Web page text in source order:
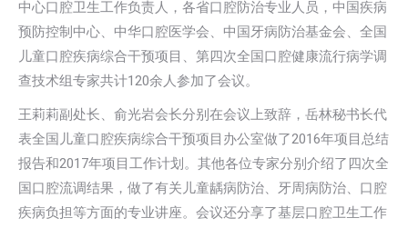
中心口腔卫生工作负责人，各省口腔防治专业人员，中国疾病
预防控制中心、中华口腔医学会、中国牙病防治基金会、全国
儿童口腔疾病综合干预项目、第四次全国口腔健康流行病学调
查技术组专家共计120余人参加了会议。
王莉莉副处长、俞光岩会长分别在会议上致辞，岳林秘书长代
表全国儿童口腔疾病综合干预项目办公室做了2016年项目总结
报告和2017年项目工作计划。其他各位专家分别介绍了四次全
国口腔流调结果，做了有关儿童龋病防治、牙周病防治、口腔
疾病负担等方面的专业讲座。会议还分享了基层口腔卫生工作